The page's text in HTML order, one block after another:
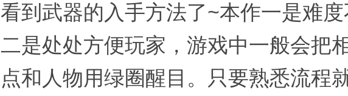
看到武器的入手方法了~本作一是难度
二是处处方便玩家，游戏中一般会把
点和人物用绿圈醒目。只要熟悉流程